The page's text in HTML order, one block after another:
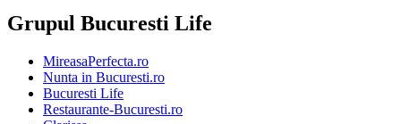
Grupul Bucuresti Life
MireasaPerfecta.ro
Nunta in Bucuresti.ro
Bucuresti Life
Restaurante-Bucuresti.ro